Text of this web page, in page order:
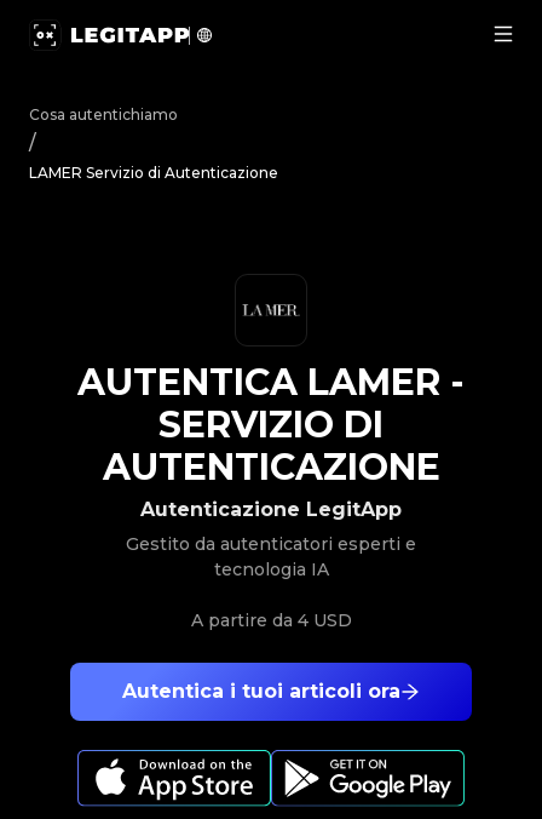
Cosa autentichiamo
/
LAMER Servizio di Autenticazione
Autentica i tuoi articoli ora
Autenticazione LegitApp
Gestito da autenticatori esperti e
tecnologia IA
A partire da 4 USD
AUTENTICA LAMER -
SERVIZIO DI
AUTENTICAZIONE